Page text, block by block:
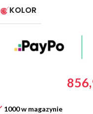
KOLOR
1000 w magazynie